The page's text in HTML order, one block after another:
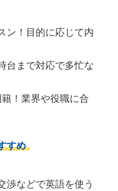
ン！目的に応じて内
台まで対応で多忙な
！業界や役職に合
すめ
渉などで英語を使う